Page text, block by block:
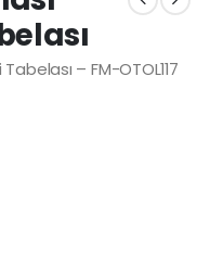
– FM-OTOL117